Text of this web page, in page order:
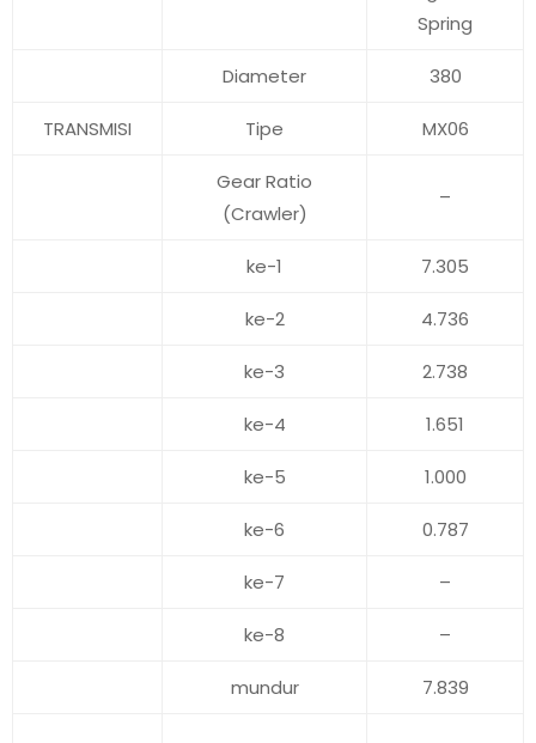
Spring
Diameter 380
TRANSMISI Tipe MX06
Gear Ratio
(Crawler)
–
ke-1 7.305
ke-2 4.736
ke-3 2.738
ke-4 1.651
ke-5 1.000
ke-6 0.787
ke-7 –
ke-8 –
mundur 7.839